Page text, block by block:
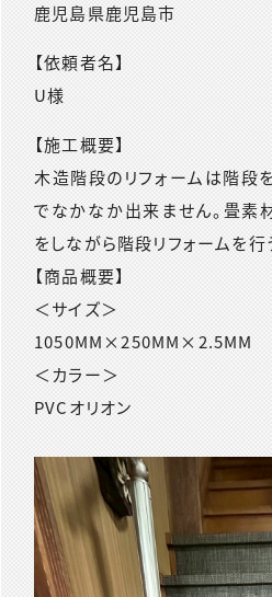
鹿児島県鹿児島市
【依頼者名】
U様
【施工概要】
木造階段のリフォームは階段
でなかなか出来ません。畳素
をしながら階段リフォームを行
【商品概要】
＜サイズ＞
1050MM×250MM×2.5MM
＜カラー＞
PVCオリオン